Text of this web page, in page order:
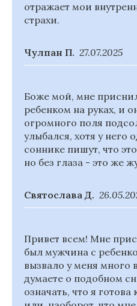
отражает мои
страхи.
Чулпан П. 27.07.2025
Боже мой, мне
ребенком на руках, и
огромного поля
улыбался, хотя у него
соннике пишут, что
но без глаза - это же
Святослава Д.
Привет всем! Мне
был мужчина с
вызвало у меня много
думаете о подобном
означать, что я